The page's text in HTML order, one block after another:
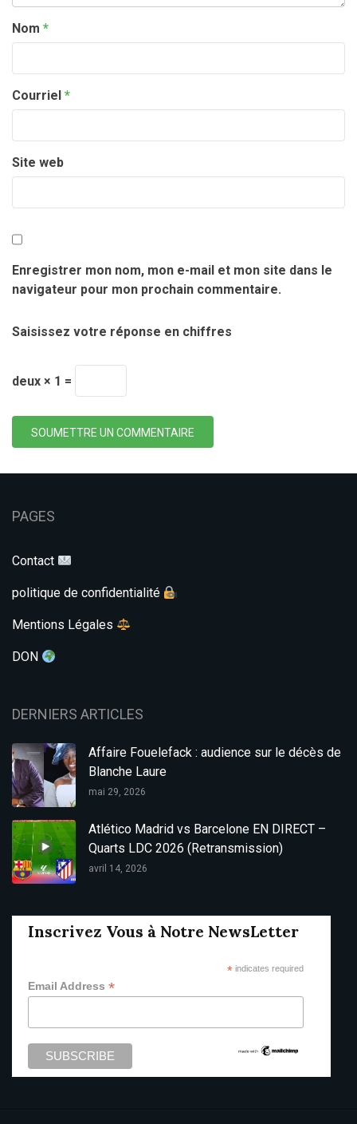
Nom *
Courriel *
Site web
Enregistrer mon nom, mon e-mail et mon site dans le
navigateur pour mon prochain commentaire.
Saisissez votre réponse en chiffres
deux × 1 =
SOUMETTRE UN COMMENTAIRE
PAGES
Contact
politique de confidentialité
Mentions Légales
DON
DERNIERS ARTICLES
Affaire Fouelefack : audience sur le décès de
Blanche Laure
mai 29, 2026
Atlético Madrid vs Barcelone EN DIRECT –
Quarts LDC 2026 (Retransmission)
avril 14, 2026
Inscrivez Vous à Notre NewsLetter
*indicates required
Email Address *